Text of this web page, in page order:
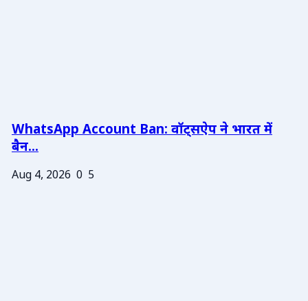
WhatsApp Account Ban: वॉट्सऐप ने भारत में
बैन...
Aug 4, 2026 0 5